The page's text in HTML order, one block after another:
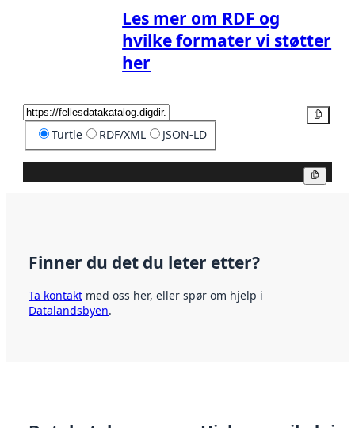
Les mer om RDF og
hvilke formater vi støtter
her
Turtle RDF/XML JSON-LD
Finner du det du leter etter?
Ta kontakt med oss her, eller spør om hjelp i
Datalandsbyen.